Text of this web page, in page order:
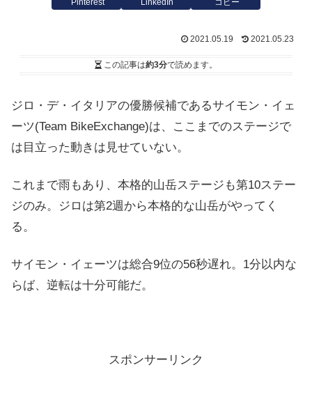
2021.05.19 2021.05.23
この記事は約3分で読めます。
ジロ・デ・イタリアの優勝候補であるサイモン・イェ
ーツ(Team BikeExchange)は、ここまでのステージで
は目立った動きは見せていない。
これまで雨もあり、本格的山岳ステージも第10ステー
ジのみ。ジロは第2週から本格的な山岳がやってく
る。
サイモン・イェーツは総合9位の56秒遅れ。1分以内な
らば、逆転は十分可能だ。
スポンサーリンク